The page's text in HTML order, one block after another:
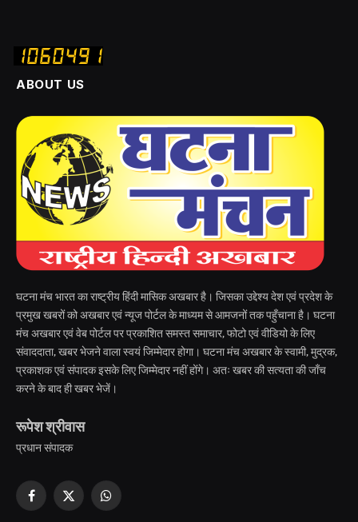
ABOUT US
घटना मंच भारत का राष्ट्रीय हिंदी मासिक अखबार है। जिसका उद्देश्य देश एवं प्रदेश के
प्रमुख खबरों को अखबार एवं न्यूज पोर्टल के माध्यम से आमजनों तक पहुँचाना है। घटना
मंच अखबार एवं वेब पोर्टल पर प्रकाशित समस्त समाचार, फोटो एवं वीडियो के लिए
संवाददाता, खबर भेजने वाला स्वयं जिम्मेदार होगा। घटना मंच अखबार के स्वामी, मुद्रक,
प्रकाशक एवं संपादक इसके लिए जिम्मेदार नहीं होंगे। अतः खबर की सत्यता की जाँच
करने के बाद ही खबर भेजें।
रूपेश श्रीवास
प्रधान संपादक
Facebook
X
WhatsApp